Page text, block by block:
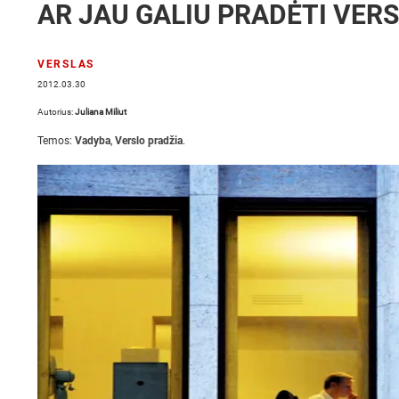
AR JAU GALIU PRADĖTI
VERSLAS
2012.03.30
Autorius:Juliana Miliut
Temos: Vadyba, Verslo pradžia.